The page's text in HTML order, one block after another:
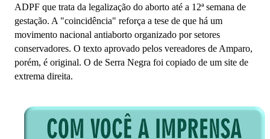
ADPF que trata da legalização do aborto até a 12ª semana de
gestação. A "coincidência" reforça a tese de que há um
movimento nacional antiaborto organizado por setores
conservadores. O texto aprovado pelos vereadores de Amparo,
porém, é original. O de Serra Negra foi copiado de um site de
extrema direita.